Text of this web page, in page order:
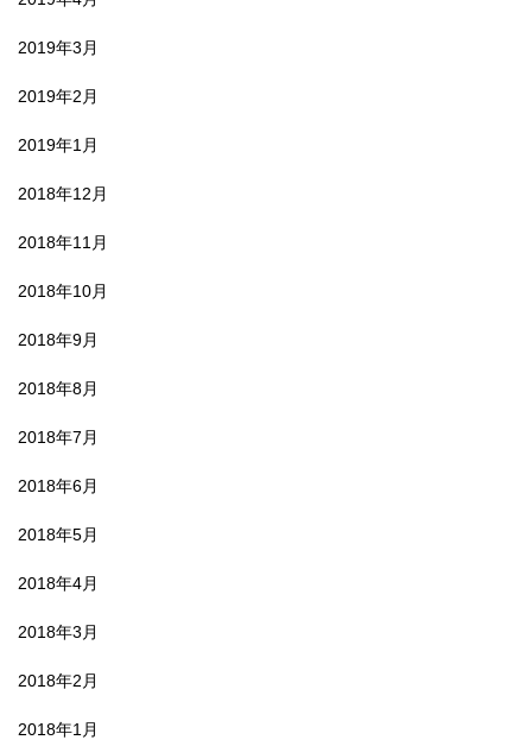
2019年3月
2019年2月
2019年1月
2018年12月
2018年11月
2018年10月
2018年9月
2018年8月
2018年7月
2018年6月
2018年5月
2018年4月
2018年3月
2018年2月
2018年1月